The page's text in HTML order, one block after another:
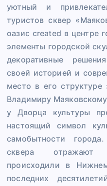
уютный и
туристов сквер
оазис created в центре
элементы городской
декоративные
своей историей и
место в его структуре
Владимиру
у Дворца культуры
настоящий символ
самобытности
сквера отражают
происходили в
последних